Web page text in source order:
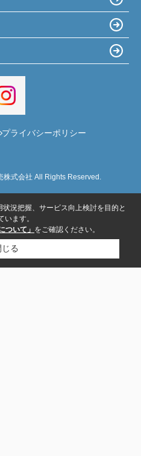
プライバシーポリシー
式会社 All Rights Reserved.
況把握、サービス向上検討を目的と
ます。
ついて」 をご確認ください。
じる